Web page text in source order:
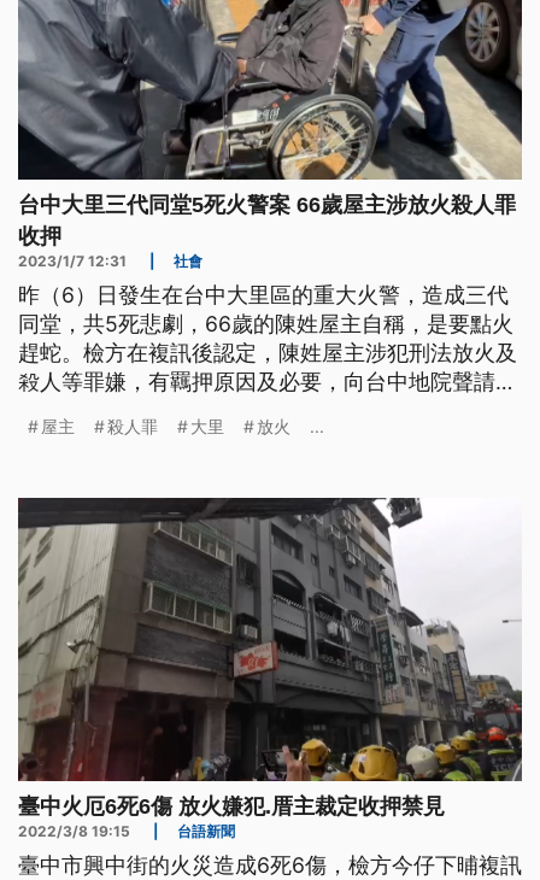
台中大里三代同堂5死火警案 66歲屋主涉放火殺人罪
收押
2023/1/7 12:31 社會
昨（6）日發生在台中大里區的重大火警，造成三代
同堂，共5死悲劇，66歲的陳姓屋主自稱，是要點火
趕蛇。檢方在複訊後認定，陳姓屋主涉犯刑法放火及
殺人等罪嫌，有羈押原因及必要，向台中地院聲請羈
看守所。
屋主 殺人罪 大里 放火 ...
臺中火厄6死6傷 放火嫌犯.厝主裁定收押禁見
2022/3/8 19:15 台語新聞
臺中市興中街的火災造成6死6傷，檢方今仔下晡複訊